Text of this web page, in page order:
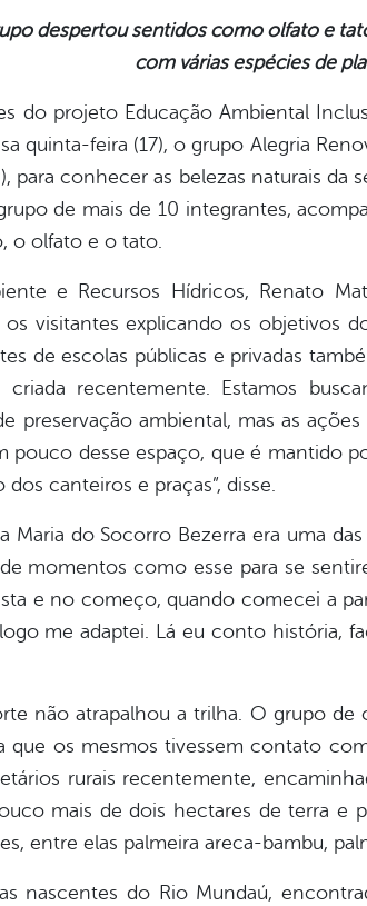
despertou sentidos como olfato e
com várias espécies de
do projeto Educação Ambiental
quinta-feira (17), o grupo Alegria
para conhecer as belezas naturais da
de mais de 10 integrantes,
o olfato e o tato.
e Recursos Hídricos, Renato
os visitantes explicando os objetivos
de escolas públicas e privadas
criada recentemente. Estamos
preservação ambiental, mas as
pouco desse espaço, que é mantido
canteiros e praças”, disse.
Maria do Socorro Bezerra era uma
momentos como esse para se
e no começo, quando comecei a
me adaptei. Lá eu conto história,
não atrapalhou a trilha. O grupo de
que os mesmos tivessem contato
rurais recentemente,
mais de dois hectares de terra e
entre elas palmeira areca-bambu,
nascentes do Rio Mundaú,